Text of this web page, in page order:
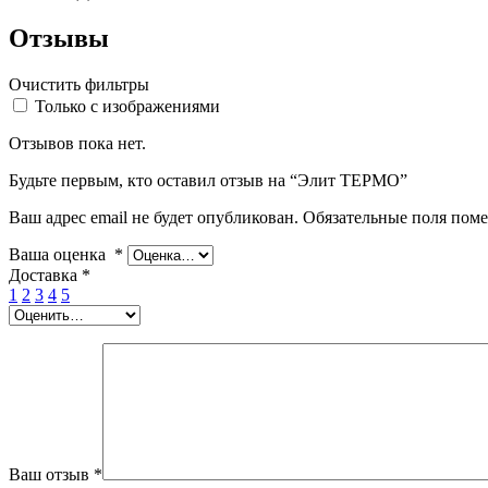
Отзывы
Очистить фильтры
Только с изображениями
Отзывов пока нет.
Будьте первым, кто оставил отзыв на “Элит ТЕРМО”
Ваш адрес email не будет опубликован. Обязательные поля
Ваша оценка *
Доставка *
1 2 3 4 5
Ваш отзыв *